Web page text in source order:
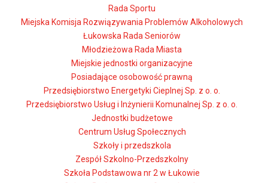
Rada Sportu
Miejska Komisja Rozwiązywania Problemów Alkoholowych
Łukowska Rada Seniorów
Młodzieżowa Rada Miasta
Miejskie jednostki organizacyjne
Posiadające osobowość prawną
Przedsiębiorstwo Energetyki Cieplnej Sp. z o. o.
Przedsiębiorstwo Usług i Inżynierii Komunalnej Sp. z o. o.
Jednostki budżetowe
Centrum Usług Społecznych
Szkoły i przedszkola
Zespół Szkolno-Przedszkolny
Szkoła Podstawowa nr 2 w Łukowie